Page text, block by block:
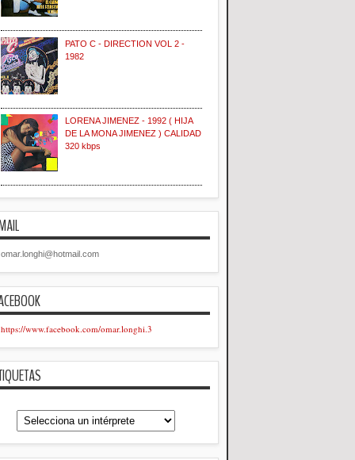
PATO C - DIRECTION VOL 2 -
1982
LORENA JIMENEZ - 1992 ( HIJA
DE LA MONA JIMENEZ ) CALIDAD
320 kbps
omar.longhi@hotmail.com
https://www.facebook.com/omar.longhi.3